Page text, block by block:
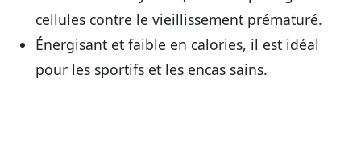
cellules contre le vieillissement prématuré.
Énergisant et faible en calories, il est idéal
pour les sportifs et les encas sains.